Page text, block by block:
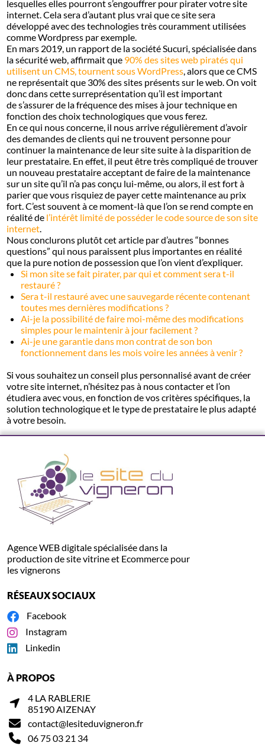
lesquelles elles pourront s’engouffrer pour pirater votre site
internet. Cela sera d’autant plus vrai que ce site sera
développé avec des technologies très couramment utilisées
comme Wordpress par exemple.
En mars 2019, un rapport de la société Sucuri, spécialisée dans
la sécurité web, affirmait que 90% des sites web piratés qui
utilisent un CMS, tournent sous WordPress, alors que ce CMS
ne représentait que 30% des sites présents sur le web. On voit
donc dans cette surreprésentation qu’il est important
de s’assurer de la fréquence des mises à jour technique en
fonction des choix technologiques que vous ferez.
En ce qui nous concerne, il nous arrive régulièrement d’avoir
des demandes de clients qui ne trouvent personne pour
continuer la maintenance de leur site suite à la disparition de
leur prestataire. En effet, il peut être très compliqué de trouver
un nouveau prestataire acceptant de faire de la maintenance
sur un site qu’il n’a pas conçu lui-même, ou alors, il est fort à
parier que vous risquiez de payer cette maintenance au prix
fort. C’est souvent à ce moment-là que l’on se rend compte en
réalité de l’intérêt limité de posséder le code source de son site
internet.
Nous conclurons plutôt cet article par d’autres “bonnes
questions” qui nous paraissent plus importantes en réalité
que la pure notion de possession que l’on vient d’expliquer.
Si mon site se fait pirater, par qui et comment sera t-il
restauré ?
Sera t-il restauré avec une sauvegarde récente contenant
toutes mes dernières modifications ?
Ai-je la possibilité de faire moi-même des modifications
simples pour le maintenir à jour facilement ?
Ai-je une garantie dans mon contrat de son bon
fonctionnement dans les mois voire les années à venir ?
Si vous souhaitez un conseil plus personnalisé avant de créer
votre site internet, n’hésitez pas à nous contacter et l’on
étudiera avec vous, en fonction de vos critères spécifiques, la
solution technologique et le type de prestataire le plus adapté
à votre besoin.
Agence WEB digitale spécialisée dans la
production de site vitrine et Ecommerce pour
les vignerons
RÉSEAUX SOCIAUX
Facebook
Instagram
Linkedin
À PROPOS
4 LA RABLERIE
85190 AIZENAY
contact@lesiteduvigneron.fr
06 75 03 21 34